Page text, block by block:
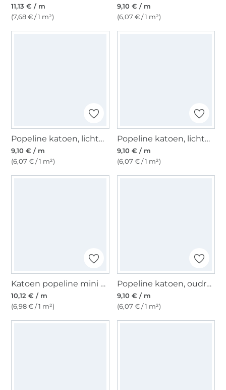
11,13 € / m
(7,68 € / 1 m²)
9,10 € / m
(6,07 € / 1 m²)
Popeline katoen, lichtmintgroen
9,10 € / m
(6,07 € / 1 m²)
Popeline katoen, lichtblauw
9,10 € / m
(6,07 € / 1 m²)
Katoen popeline mini hearts, zandkleurig
10,12 € / m
(6,98 € / 1 m²)
Popeline katoen, oudroze
9,10 € / m
(6,07 € / 1 m²)